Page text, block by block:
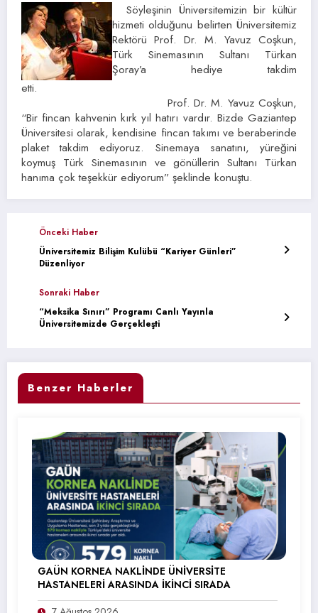
Söyleşinin Üniversitemizin bir kültür
hizmeti olduğunu belirten Üniversitemiz
Rektörü Prof. Dr. M. Yavuz Coşkun,
Türk Sinemasının Sultanı Türkan
Şoray’a hediye takdim
etti.
Prof. Dr. M. Yavuz Coşkun,
“Bir fincan kahvenin kırk yıl hatırı vardır. Bizde Gaziantep
Üniversitesi olarak, kendisine fincan takımı ve beraberinde
plaket takdim ediyoruz. Sinemaya sanatını, yüreğini
koymuş Türk Sinemasının ve gönüllerin Sultanı Türkan
hanıma çok teşekkür ediyorum” şeklinde konuştu.
Önceki Haber
Üniversitemiz Bilişim Kulübü “Kariyer Günleri”
Düzenliyor
Sonraki Haber
“Meksika Sınırı” Programı Canlı Yayınla
Üniversitemizde Gerçekleşti
Benzer Haberler
GAÜN KORNEA NAKLİNDE ÜNİVERSİTE
HASTANELERİ ARASINDA İKİNCİ SIRADA